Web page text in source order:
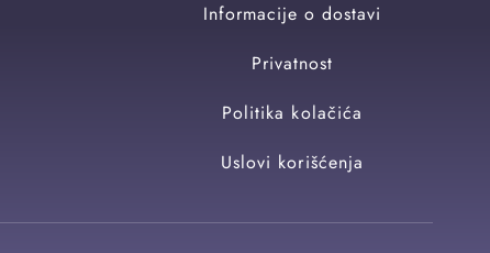
Informacije o dostavi
Privatnost
Politika kolačića
Uslovi korišćenja